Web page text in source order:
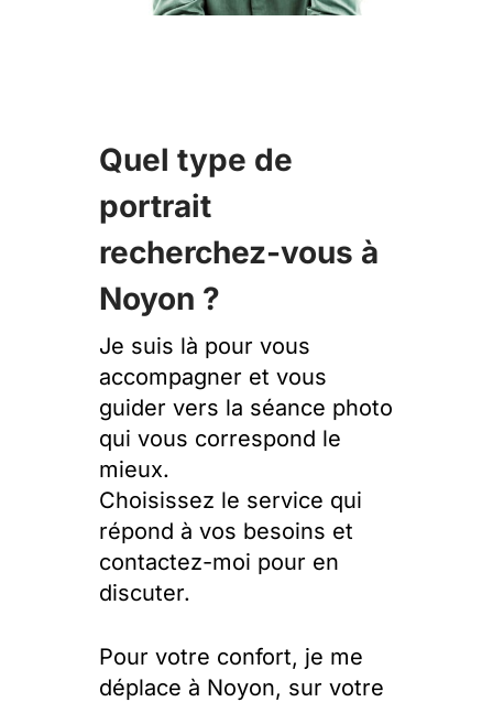
Quel type de
portrait
recherchez-vous à
Noyon ?
Je suis là pour vous
accompagner et vous
guider vers la séance photo
qui vous correspond le
mieux.
Choisissez le service qui
répond à vos besoins et
contactez-moi pour en
discuter.
Pour votre confort, je me
déplace à Noyon, sur votre